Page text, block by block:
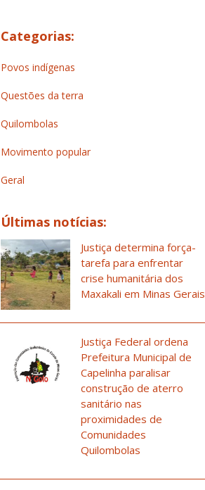
Categorias:
Povos indígenas
Questões da terra
Quilombolas
Movimento popular
Geral
Últimas notícias:
Justiça determina força-
tarefa para enfrentar
crise humanitária dos
Maxakali em Minas Gerais
Justiça Federal ordena
Prefeitura Municipal de
Capelinha paralisar
construção de aterro
sanitário nas
proximidades de
Comunidades
Quilombolas